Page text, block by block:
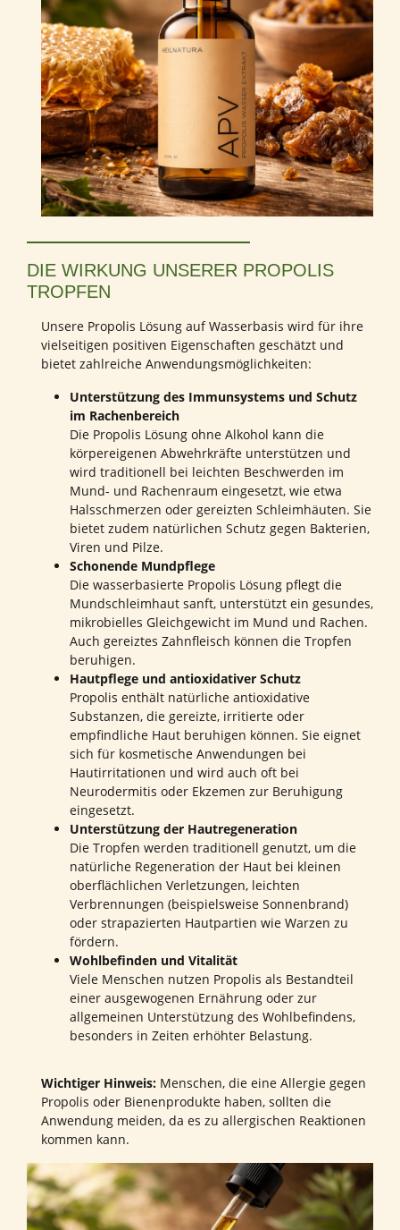
DIE WIRKUNG UNSERER PROPOLIS
TROPFEN
Unsere Propolis Lösung auf Wasserbasis wird für ihre
vielseitigen positiven Eigenschaften geschätzt und
bietet zahlreiche Anwendungsmöglichkeiten:
Unterstützung des Immunsystems und Schutz
im Rachenbereich
Die Propolis Lösung ohne Alkohol kann die
körpereigenen Abwehrkräfte unterstützen und
wird traditionell bei leichten Beschwerden im
Mund- und Rachenraum eingesetzt, wie etwa
Halsschmerzen oder gereizten Schleimhäuten. Sie
bietet zudem natürlichen Schutz gegen Bakterien,
Viren und Pilze.
Schonende Mundpflege
Die wasserbasierte Propolis Lösung pflegt die
Mundschleimhaut sanft, unterstützt ein gesundes,
mikrobielles Gleichgewicht im Mund und Rachen.
Auch gereiztes Zahnfleisch können die Tropfen
beruhigen.
Hautpflege und antioxidativer Schutz
Propolis enthält natürliche antioxidative
Substanzen, die gereizte, irritierte oder
empfindliche Haut beruhigen können. Sie eignet
sich für kosmetische Anwendungen bei
Hautirritationen und wird auch oft bei
Neurodermitis oder Ekzemen zur Beruhigung
eingesetzt.
Unterstützung der Hautregeneration
Die Tropfen werden traditionell genutzt, um die
natürliche Regeneration der Haut bei kleinen
oberflächlichen Verletzungen, leichten
Verbrennungen (beispielsweise Sonnenbrand)
oder strapazierten Hautpartien wie Warzen zu
fördern.
Wohlbefinden und Vitalität
Viele Menschen nutzen Propolis als Bestandteil
einer ausgewogenen Ernährung oder zur
allgemeinen Unterstützung des Wohlbefindens,
besonders in Zeiten erhöhter Belastung.
Wichtiger Hinweis: Menschen, die eine Allergie gegen
Propolis oder Bienenprodukte haben, sollten die
Anwendung meiden, da es zu allergischen Reaktionen
kommen kann.